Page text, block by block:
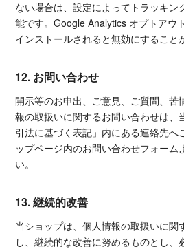
ない場合は、設定によってトラッキン
能です。Google Analytics オプトアウ
インストールされると無効にすること
12. お問い合わせ
開示等のお申出、ご意見、ご質問、苦
報の取扱いに関するお問い合わせは、
引法に基づく表記」内にある連絡先へ
ップページ内のお問い合わせフォーム
い。
13. 継続的改善
当ショップは、個人情報の取扱いに関
し、継続的な改善に努めるものとし、